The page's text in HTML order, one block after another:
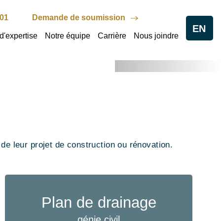
Notre équipe Carrière Nous joindre
Demande de soumission
EN
1
1/3
leur projet de construction ou rénovation.
Plan de drainage